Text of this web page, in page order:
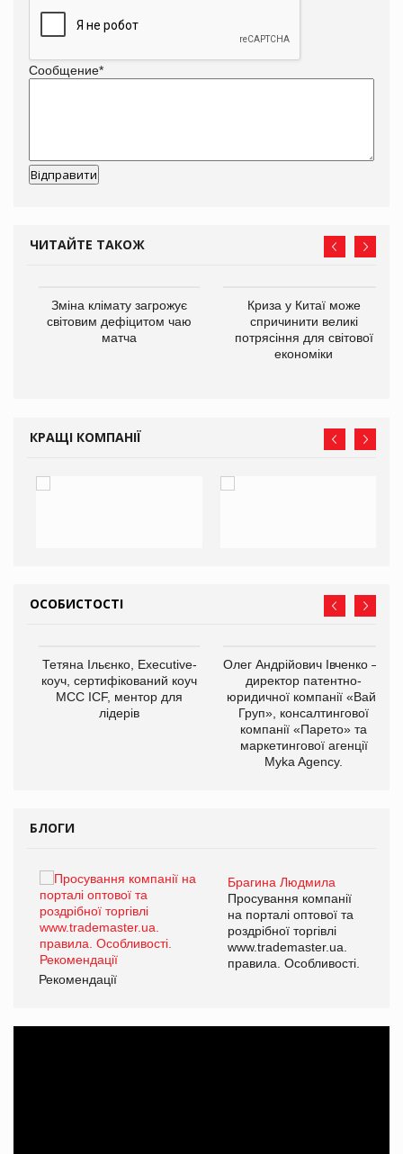
Сообщение*
ЧИТАЙТЕ ТАКОЖ
Зміна клімату загрожує
світовим дефіцитом чаю
матча
Криза у Китаї може
спричинити великі
потрясіння для світової
економіки
КРАЩІ КОМПАНІЇ
ОСОБИСТОСТІ
Тетяна Ільєнко, Executive-
коуч, сертифікований коуч
МСС ICF, ментор для
лідерів
Олег Андрійович Івченко —
директор патентно-
юридичної компанії «Вайз
Груп», консалтингової
компанії «Парето» та
маркетингової агенції
Myka Agency.
БЛОГИ
Брагина Людмила
Просування компанії
на порталі оптової та
роздрібної торгівлі
www.trademaster.ua.
правила. Особливості.
Рекомендації